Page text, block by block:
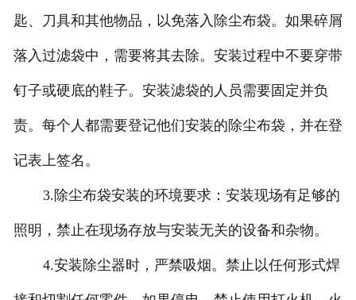
匙、刀具和其他物品，以免落入除尘布袋。如果碎屑
落入过滤袋中，需要将其去除。安装过程中不要穿带
钉子或硬底的鞋子。安装滤袋的人员需要固定并负
责。每个人都需要登记他们安装的除尘布袋，并在登
记表上签名。
3.除尘布袋安装的环境要求：安装现场有足够的
照明，禁止在现场存放与安装无关的设备和杂物。
4.安装除尘器时，严禁吸烟。禁止以任何形式焊